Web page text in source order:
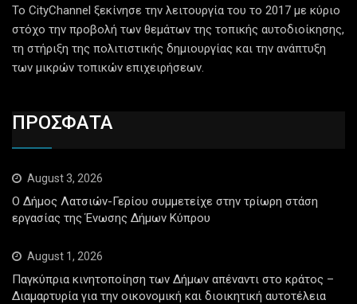
Το CityChannel ξεκίνησε την λειτουργία του το 2017 με κύριο
στόχο την προβολή των θεμάτων της τοπικής αυτοδιοίκησης,
τη στήριξη της πολιτιστικής δημιουργίας και την ανάπτυξη
των μικρών τοπικών επιχειρήσεων.
ΠΡΟΣΦΑΤΑ
August 3, 2026
Ο Δήμος Λατσιών-Γερίου συμμετείχε στην τρίωρη στάση
εργασίας της Ένωσης Δήμων Κύπρου
August 1, 2026
Παγκύπρια κινητοποίηση των Δήμων απέναντι στο κράτος –
Διαμαρτυρία για την οικονομική και διοικητική αυτοτέλεια